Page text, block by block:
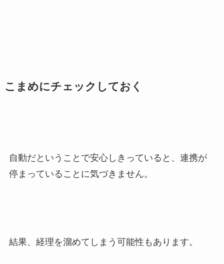
こまめにチェックしておく
自動だということで安心しきっていると、連携が
停まっていることに気づきません。
結果、経理を溜めてしまう可能性もあります。